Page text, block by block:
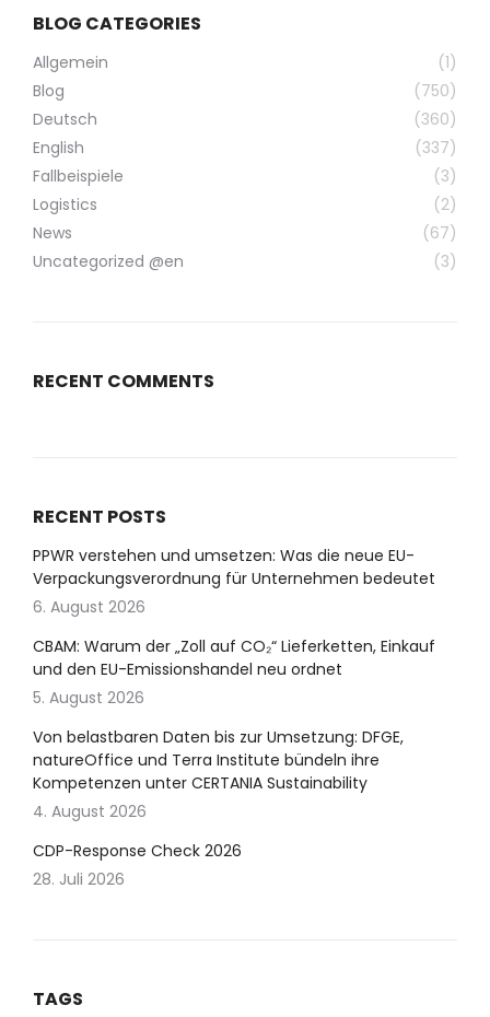
BLOG CATEGORIES
Allgemein
(1)
Blog
(750)
Deutsch
(360)
English
(337)
Fallbeispiele
(3)
Logistics
(2)
News
(67)
Uncategorized @en
(3)
RECENT COMMENTS
RECENT POSTS
PPWR verstehen und umsetzen: Was die neue EU-
Verpackungsverordnung für Unternehmen bedeutet
6. August 2026
CBAM: Warum der „Zoll auf CO₂“ Lieferketten, Einkauf
und den EU-Emissionshandel neu ordnet
5. August 2026
Von belastbaren Daten bis zur Umsetzung: DFGE,
natureOffice und Terra Institute bündeln ihre
Kompetenzen unter CERTANIA Sustainability
4. August 2026
CDP-Response Check 2026
28. Juli 2026
TAGS